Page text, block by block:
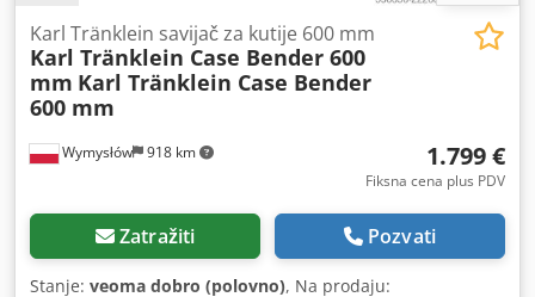
Wymysłów 918 km
Karl Tränklein savijač za kutije 600 mm
Karl Tränklein Case Bender 600
mm Karl Tränklein Case Bender
600 mm
1.799 €
Fiksna cena plus PDV
Zatražiti Pozvati
Stanje: veoma dobro (polovno), Na prodaju: